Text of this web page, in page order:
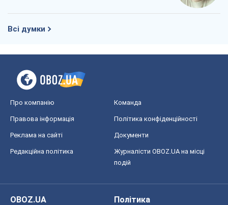
Всі думки
Про компанію Команда
Правова інформація Політика конфіденційності
Реклама на сайті Документи
Редакційна політика
Журналісти OBOZ.UA на місці
подій
OBOZ.UA
Політика